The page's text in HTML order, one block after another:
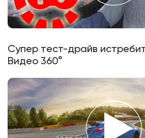
Супер тест-драйв
Видео 360°